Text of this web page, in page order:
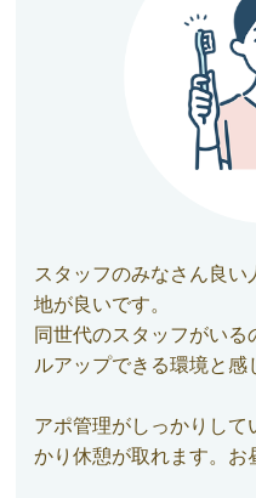
スタッフのみなさん良
地が良いです。
同世代のスタッフがい
ルアップできる環境と感
アポ管理がしっかりして
かり休憩が取れます。お